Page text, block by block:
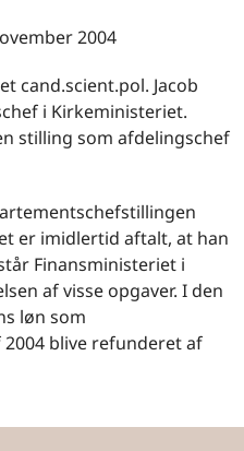
2004
cand.scient.pol. Jacob
i Kirkeministeriet.
stilling som afdelingschef
er imidlertid aftalt, at han
Finansministeriet i
af visse opgaver. I den
løn som
blive refunderet af